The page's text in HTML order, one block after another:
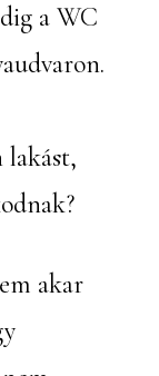
a WC
lakást,
akar